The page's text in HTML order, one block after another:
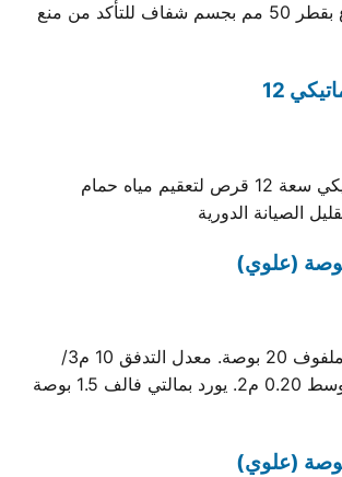
محبس عدم رجوع بقطر 50 مم بجسم شفاف للتأكد من منع
12
كلورينيتور أوتوماتيكي سعة 12 قرص لتعقيم مياه حمام
الصيانة الدورية
فلتر رملي علوي ملفوف 20 بوصة. معدل التدفق 10 م3/
ساعة ومساحة الوسط 0.20 م2. يورد بمالتي فالف 1.5 بوصة